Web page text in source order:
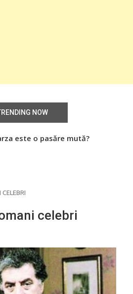
NOW
este o pasăre mută?
celebri